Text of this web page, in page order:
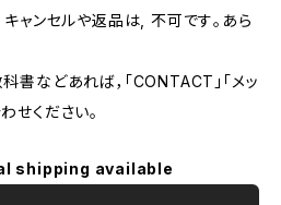
ャンセルや返品は, 不可です｡あら
書などあれば，「CONTACT」「メッ
せください。
shipping available